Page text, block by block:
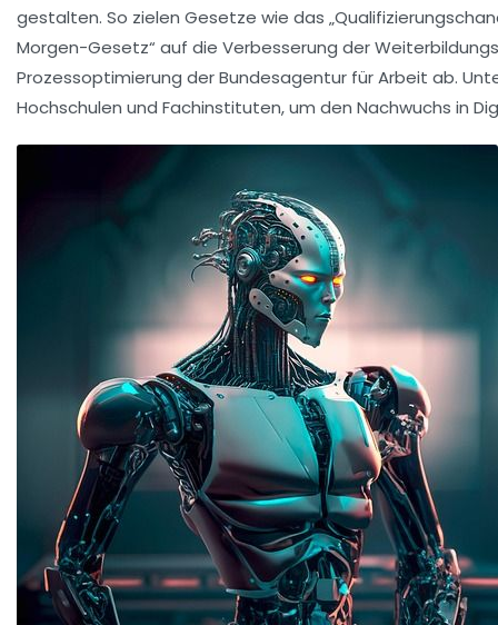
gestalten. So zielen Gesetze wie das
Morgen-Gesetz“ auf die Verbesserung der
Prozessoptimierung der Bundesagentur für Arbeit ab.
Hochschulen und Fachinstituten, um den Nachwuchs in